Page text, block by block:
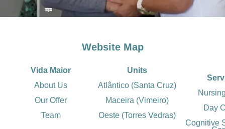
Website Map
Vida Maior
About Us
Our Offer
Team
Units
Atlântico (Santa Cruz)
Maceira (Vimeiro)
Oeste (Torres Vedras)
Day
Cognitive